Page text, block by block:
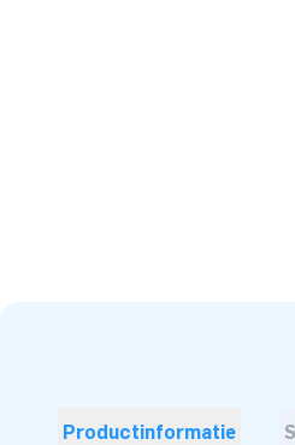
Productinformatie